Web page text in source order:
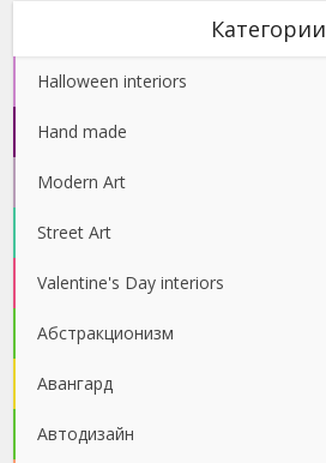
Категории
Halloween interiors
Hand made
Modern Art
Street Art
Valentine's Day interiors
Абстракционизм
Авангард
Автодизайн